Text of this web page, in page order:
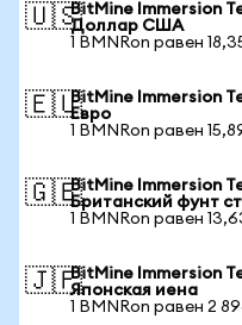
🇺🇸BitMine Immersion
Доллар США
1 BMNRon равен
🇪🇺BitMine Immersion
Евро
1 BMNRon равен
🇬🇧BitMine Immersion
Британский фунт
1 BMNRon равен
🇯🇵BitMine Immersion
Японская иена
1 BMNRon равен 2